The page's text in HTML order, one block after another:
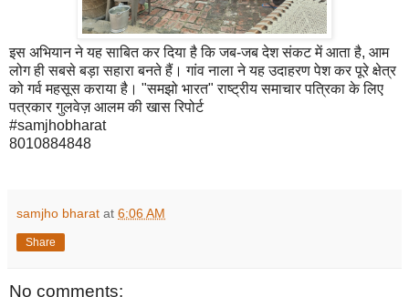
इस अभियान ने यह साबित कर दिया है कि जब-जब देश संकट में आता है, आम
लोग ही सबसे बड़ा सहारा बनते हैं। गांव नाला ने यह उदाहरण पेश कर पूरे क्षेत्र
को गर्व महसूस कराया है। "समझो भारत" राष्ट्रीय समाचार पत्रिका के लिए
पत्रकार गुलवेज़ आलम की खास रिपोर्ट
#samjhobharat
8010884848
samjho bharat at 6:06 AM
Share
No comments: